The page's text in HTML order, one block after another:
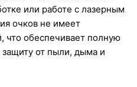
или работе с лазерным
очков не имеет
что обеспечивает полную
от пыли, дыма и